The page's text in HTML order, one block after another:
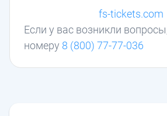
Если у вас возникли
номеру 8 (800) 77-77-036
fs-tickets.com